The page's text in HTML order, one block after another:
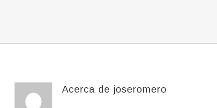
Acerca de joseromero